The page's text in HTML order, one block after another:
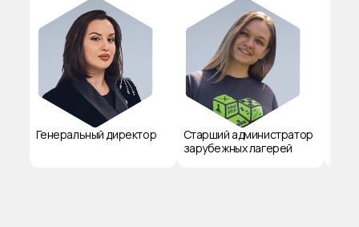
Генеральный директор
Старший администратор
зарубежных лагерей